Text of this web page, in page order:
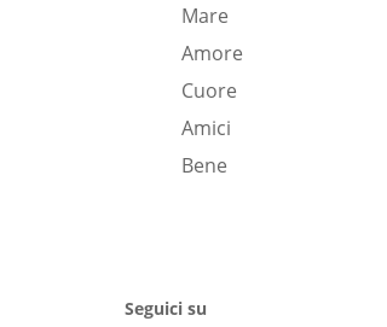
Mare
Amore
Cuore
Amici
Bene
Seguici su